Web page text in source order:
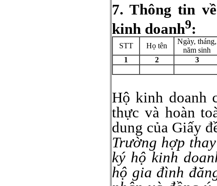
7. Thông tin
kinh doanh9:
STT Họ tên
Ngày, tháng,
năm sinh
1
2 3
Hộ kinh doanh
thực và hoàn
dung của Giấy
Trường hợp
ký hộ kinh
hộ gia đình